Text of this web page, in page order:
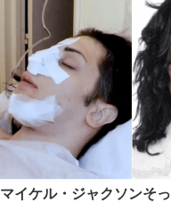
イケル・ジャクソンそ